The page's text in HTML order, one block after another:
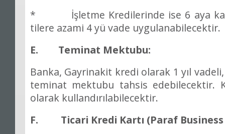
* İşletme Kredilerinde ise 6 aya
tilere azami 4 yü vade uygulanabilecektir.
E. Teminat Mektubu:
Banka, Gayrinakit kredi olarak 1 yıl
teminat mektubu tahsis edebilecektir.
olarak kullandırılabilecektir.
F. Ticari Kredi Kartı (Paraf